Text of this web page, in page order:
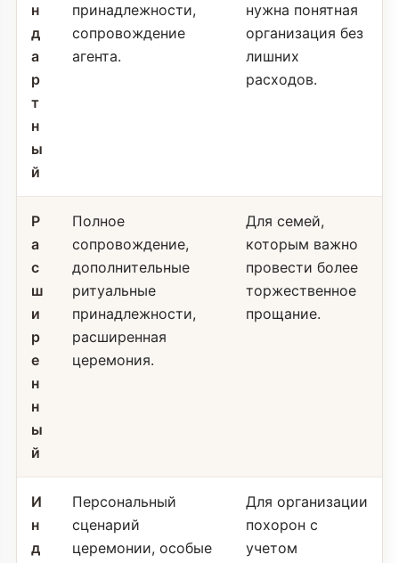
н
д
а
р
т
н
ы
й
принадлежности,
сопровождение
агента.
нужна понятная
организация без
лишних
расходов.
Р
а
с
ш
и
р
е
н
н
ы
й
Полное
сопровождение,
дополнительные
ритуальные
принадлежности,
расширенная
церемония.
Для семей,
которым важно
провести более
торжественное
прощание.
И
н
д
Персональный
сценарий
церемонии, особые
Для организации
похорон с
учетом